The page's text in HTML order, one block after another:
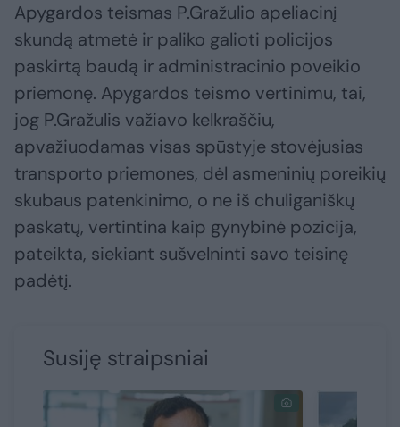
Apygardos teismas P.Gražulio apeliacinį
skundą atmetė ir paliko galioti policijos
paskirtą baudą ir administracinio poveikio
priemonę. Apygardos teismo vertinimu, tai,
jog P.Gražulis važiavo kelkraščiu,
apvažiuodamas visas spūstyje stovėjusias
transporto priemones, dėl asmeninių poreikių
skubaus patenkinimo, o ne iš chuliganiškų
paskatų, vertintina kaip gynybinė pozicija,
pateikta, siekiant sušvelninti savo teisinę
padėtį.
Susiję straipsniai